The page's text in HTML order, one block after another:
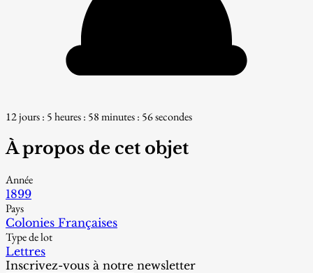
12 jours : 5 heures : 58 minutes : 55 secondes
À propos de cet objet
Année
1899
Pays
Colonies Françaises
Type de lot
Lettres
Inscrivez-vous à notre newsletter